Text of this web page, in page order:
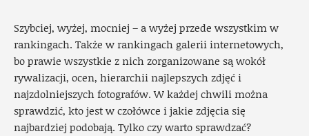
Szybciej, wyżej, mocniej – a wyżej przede wszystkim w
rankingach. Także w rankingach galerii internetowych,
bo prawie wszystkie z nich zorganizowane są wokół
rywalizacji, ocen, hierarchii najlepszych zdjęć i
najzdolniejszych fotografów. W każdej chwili można
sprawdzić, kto jest w czołówce i jakie zdjęcia się
najbardziej podobają. Tylko czy warto sprawdzać?